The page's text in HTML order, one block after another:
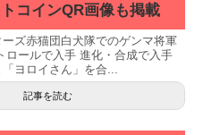
コインQR画像も掲載
ズ赤猫団白犬隊でのゲンマ将軍
ロールで入手 進化・合成で入手
「ヨロイさん」を合...
記事を読む